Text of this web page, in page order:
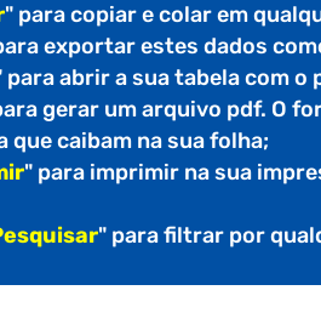
" para copiar e colar em
exportar estes dados
para abrir a sua tabela com o
gerar um arquivo pdf. O
que caibam na sua folha;
" para imprimir na sua
" para filtrar por